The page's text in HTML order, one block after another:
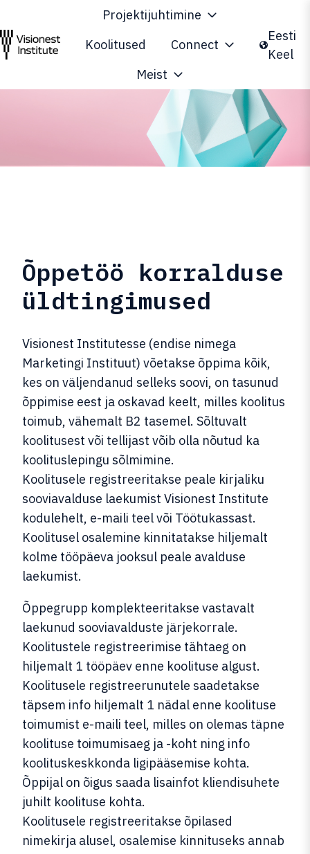
v
Projektijuhtimine
Koolitused
Connect
Meist
Eesti
Keel
Õppetöö korralduse
üldtingimused
Visionest Institutesse (endise nimega
Marketingi Instituut) võetakse õppima kõik,
kes on väljendanud selleks soovi, on tasunud
õppimise eest ja oskavad keelt, milles koolitus
toimub, vähemalt B2 tasemel. Sõltuvalt
koolitusest või tellijast võib olla nõutud ka
koolituslepingu sõlmimine.
Koolitusele registreeritakse peale kirjaliku
sooviavalduse laekumist Visionest Institute
kodulehelt, e-maili teel või Töötukassast.
Koolitusel osalemine kinnitatakse hiljemalt
kolme tööpäeva jooksul peale avalduse
laekumist.
Õppegrupp komplekteeritakse vastavalt
laekunud sooviavalduste järjekorrale.
Koolitustele registreerimise tähtaeg on
hiljemalt 1 tööpäev enne koolituse algust.
Koolitusele registreerunutele saadetakse
täpsem info hiljemalt 1 nädal enne koolituse
toimumist e-maili teel, milles on olemas täpne
koolituse toimumisaeg ja -koht ning info
koolituskeskkonda ligipääsemise kohta.
Õppijal on õigus saada lisainfot kliendisuhete
juhilt koolituse kohta.
Koolitusele registreeritakse õpilased
nimekirja alusel, osalemise kinnituseks annab